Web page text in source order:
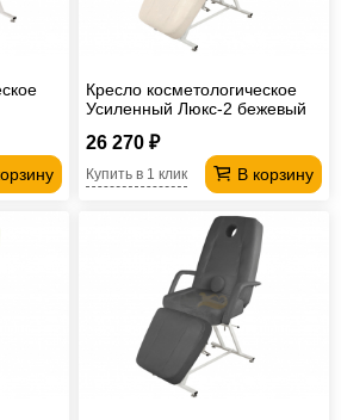
Кресло косметологическое
Усиленный Люкс-2 бежевый
26 270 ₽
В корзину
Купить в 1 клик